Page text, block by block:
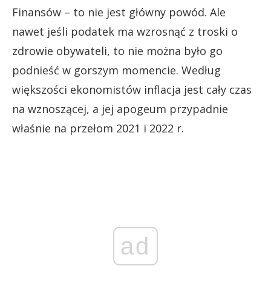
Finansów – to nie jest główny powód. Ale
nawet jeśli podatek ma wzrosnąć z troski o
zdrowie obywateli, to nie można było go
podnieść w gorszym momencie. Według
większości ekonomistów inflacja jest cały czas
na wznoszącej, a jej apogeum przypadnie
właśnie na przełom 2021 i 2022 r.
ad